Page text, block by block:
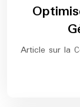
Article sur la